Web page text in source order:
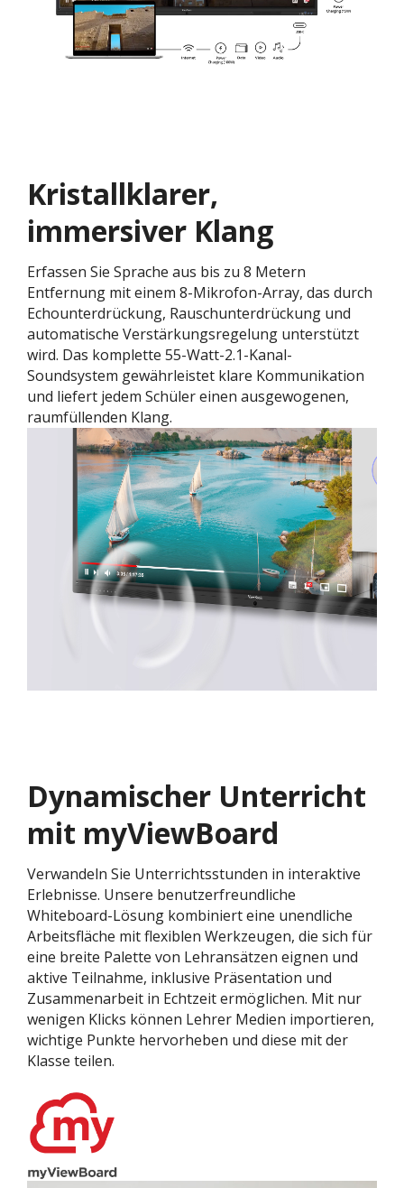
Kristallklarer,
immersiver Klang
Erfassen Sie Sprache aus bis zu 8 Metern
Entfernung mit einem 8-Mikrofon-Array, das durch
Echounterdrückung, Rauschunterdrückung und
automatische Verstärkungsregelung unterstützt
wird. Das komplette 55-Watt-2.1-Kanal-
Soundsystem gewährleistet klare Kommunikation
und liefert jedem Schüler einen ausgewogenen,
raumfüllenden Klang.
Dynamischer Unterricht
mit myViewBoard
Verwandeln Sie Unterrichtsstunden in interaktive
Erlebnisse. Unsere benutzerfreundliche
Whiteboard-Lösung kombiniert eine unendliche
Arbeitsfläche mit flexiblen Werkzeugen, die sich für
eine breite Palette von Lehransätzen eignen und
aktive Teilnahme, inklusive Präsentation und
Zusammenarbeit in Echtzeit ermöglichen. Mit nur
wenigen Klicks können Lehrer Medien importieren,
wichtige Punkte hervorheben und diese mit der
Klasse teilen.